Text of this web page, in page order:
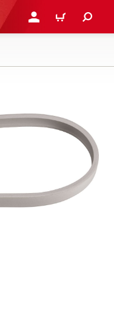
로그인 또는 회원가입
장바구니